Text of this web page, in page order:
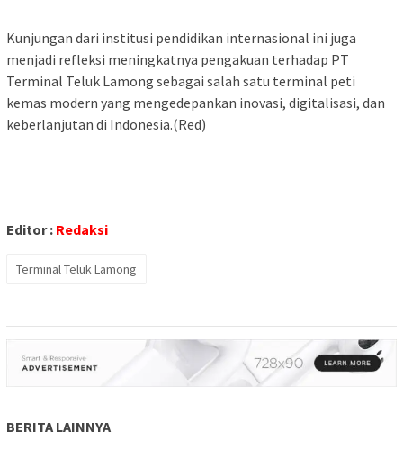
Kunjungan dari institusi pendidikan internasional ini juga
menjadi refleksi meningkatnya pengakuan terhadap PT
Terminal Teluk Lamong sebagai salah satu terminal peti
kemas modern yang mengedepankan inovasi, digitalisasi, dan
keberlanjutan di Indonesia.(Red)
Editor : Redaksi
Terminal Teluk Lamong
BERITA LAINNYA